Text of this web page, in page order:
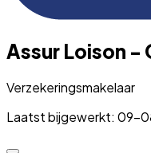
Assur Loison -
Verzekeringsmakelaar
Laatst bijgewerkt: 09-